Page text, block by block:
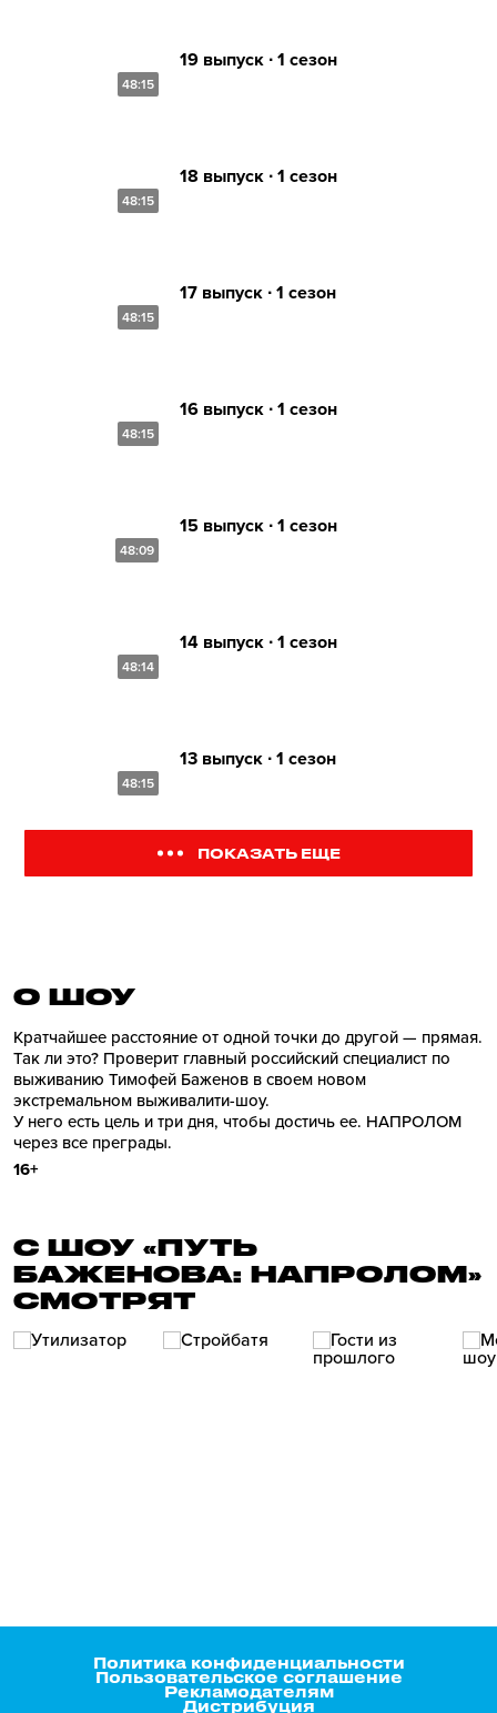
48:15
19 выпуск ∙ 1 сезон
48:15
18 выпуск ∙ 1 сезон
48:15
17 выпуск ∙ 1 сезон
48:15
16 выпуск ∙ 1 сезон
48:09
15 выпуск ∙ 1 сезон
48:14
14 выпуск ∙ 1 сезон
48:15
13 выпуск ∙ 1 сезон
ПОКАЗАТЬ ЕЩЕ
О ШОУ
Кратчайшее расстояние от одной точки до другой — прямая.
Так ли это? Проверит главный российский специалист по
выживанию Тимофей Баженов в своем новом
экстремальном выживалити-шоу.
У него есть цель и три дня, чтобы достичь ее. НАПРОЛОМ
через все преграды.
16+
С ШОУ «ПУТЬ
БАЖЕНОВА: НАПРОЛОМ»
СМОТРЯТ
Политика конфиденциальности
Пользовательское соглашение
Рекламодателям
Дистрибуция